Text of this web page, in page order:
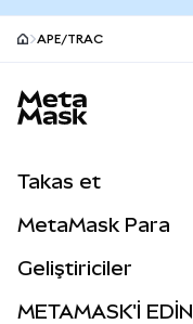
APE/TRAC
Takas et
Perps
MetaMask Para
Geliştiriciler
METAMASK'İ EDİN